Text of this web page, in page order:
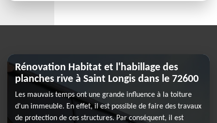
Rénovation Habitat et l'habillage des
planches rive à Saint Longis dans le 72600
Les mauvais temps ont une grande influence à la toiture
d'un immeuble. En effet, il est possible de faire des travaux
de protection de ces structures. Par conséquent, il est